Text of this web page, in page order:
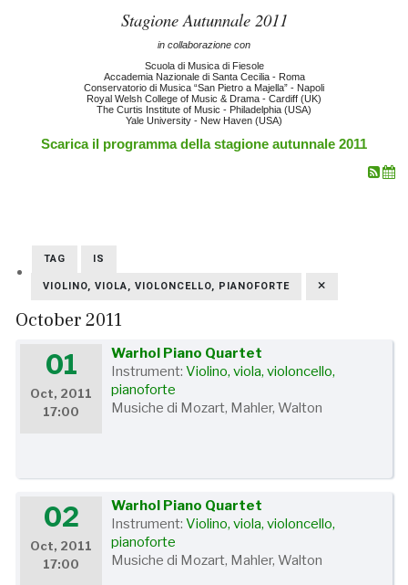
Stagione Autunnale 2011
in collaborazione con
Scuola di Musica di Fiesole
Accademia Nazionale di Santa Cecilia - Roma
Conservatorio di Musica “San Pietro a Majella” - Napoli
Royal Welsh College of Music & Drama - Cardiff (UK)
The Curtis Institute of Music - Philadelphia (USA)
Yale University - New Haven (USA)
Scarica il programma della stagione autunnale 2011
TAG IS
VIOLINO, VIOLA, VIOLONCELLO, PIANOFORTE
October 2011
01
Oct, 2011
17:00
Warhol Piano Quartet
Instrument:Violino, viola, violoncello,
pianoforte
Musiche di Mozart, Mahler, Walton
02
Oct, 2011
17:00
Warhol Piano Quartet
Instrument:Violino, viola, violoncello,
pianoforte
Musiche di Mozart, Mahler, Walton